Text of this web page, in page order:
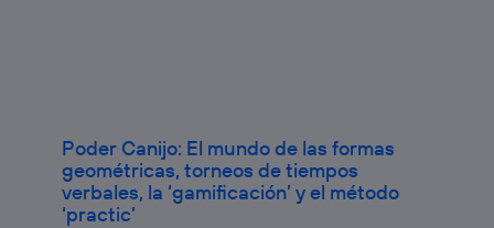
Poder Canijo: El mundo de las formas
geométricas, torneos de tiempos
verbales, la ‘gamificación’ y el método
‘practic’